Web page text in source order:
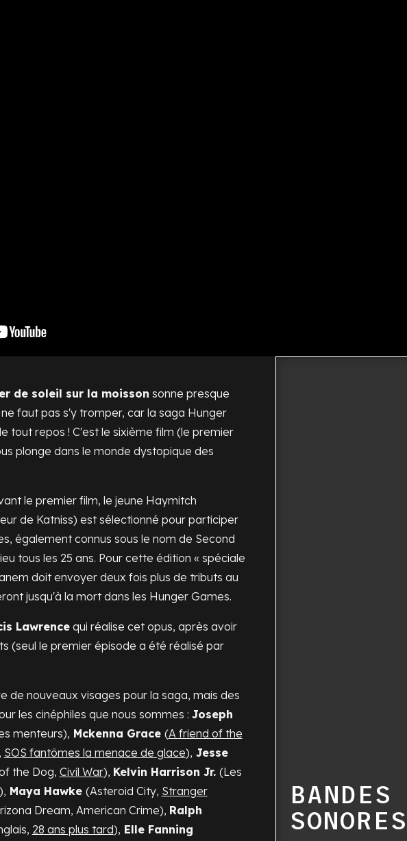
de soleil sur la moisson sonne presque
faut pas s'y tromper, car la saga Hunger
tout repos ! C'est le sixième film (le premier
plonge dans le monde dystopique des
le premier film, le jeune Haymitch
de Katniss) est sélectionné pour participer
également connus sous le nom de Second
tous les 25 ans. Pour cette édition « spéciale
doit envoyer deux fois plus de tributs au
jusqu'à la mort dans les Hunger Games.
Lawrencequi réalise cet opus, après avoir
(seul le premier épisode a été réalisé par
de nouveaux visages pour la saga, mais des
les cinéphiles que nous sommes : Joseph
menteurs), Mckenna Grace (A friend of the
SOS fantômes la menace de glace), Jesse
the Dog, Civil War), Kelvin Harrison Jr. (Les
), Maya Hawke (Asteroid City, Stranger
Dream, American Crime), Ralph
28 ans plus tard), Elle Fanning
BANDES
SONORES